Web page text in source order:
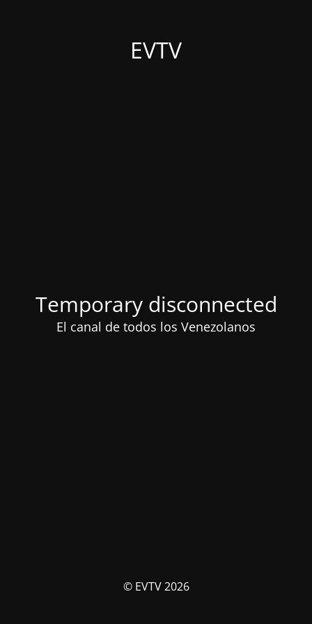
EVTV
Temporary disconnected
El canal de todos los Venezolanos
© EVTV 2026